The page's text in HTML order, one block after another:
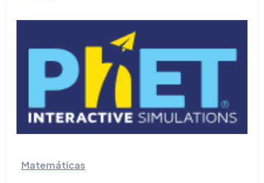
Matemáticas